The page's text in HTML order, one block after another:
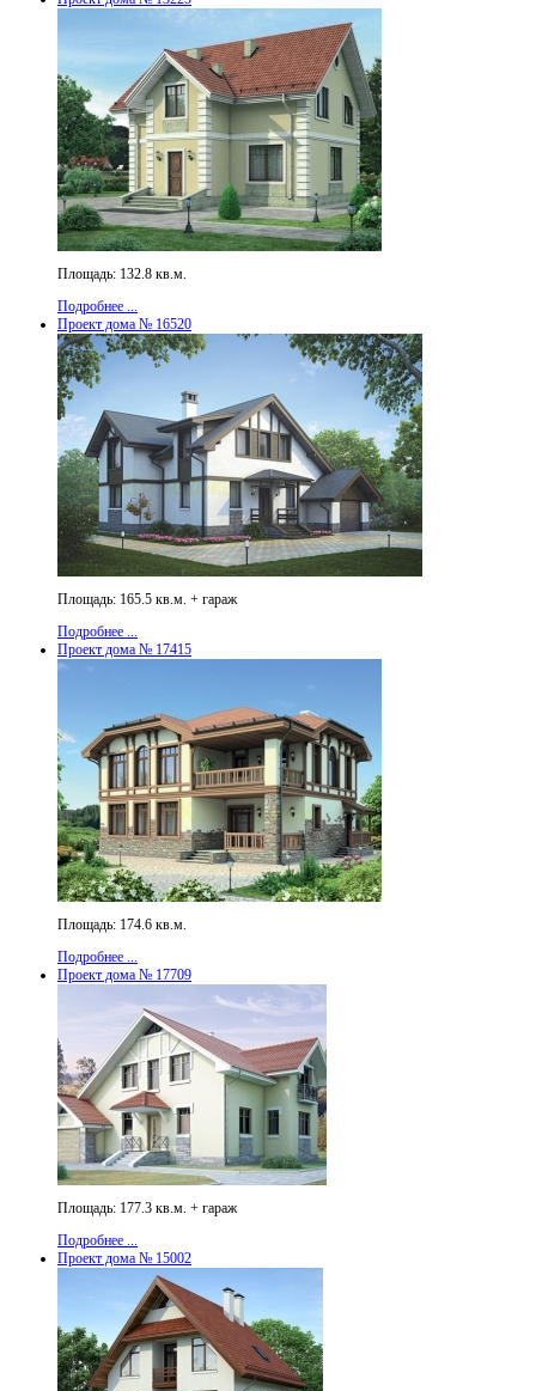
Площадь: 132.8 кв.м.
Подробнее ...
Проект дома № 16520
Площадь: 165.5 кв.м. + гараж
Подробнее ...
Проект дома № 17415
Площадь: 174.6 кв.м.
Подробнее ...
Проект дома № 17709
Площадь: 177.3 кв.м. + гараж
Подробнее ...
Проект дома № 15002